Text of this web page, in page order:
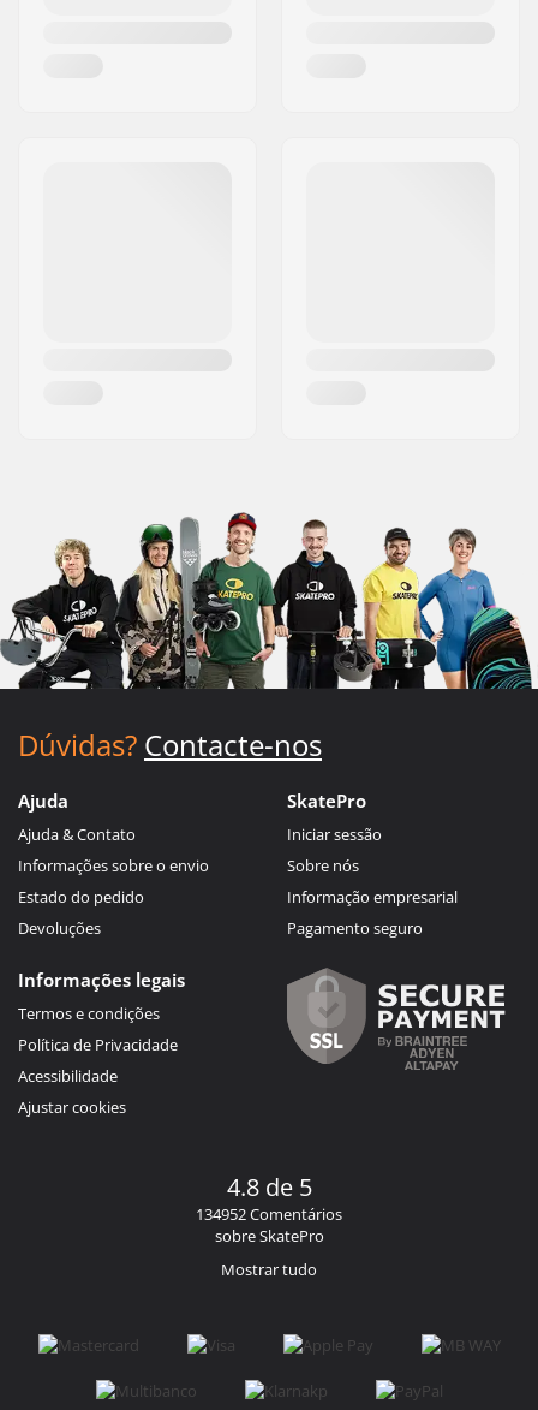
Dúvidas? Contacte-nos
Ajuda
Ajuda & Contato
Informações sobre o envio
Estado do pedido
Devoluções
SkatePro
Iniciar sessão
Sobre nós
Informação empresarial
Pagamento seguro
Informações legais
Termos e condições
Política de Privacidade
Acessibilidade
Ajustar cookies
4.8 de 5
134952 Comentários
sobre SkatePro
Mostrar tudo